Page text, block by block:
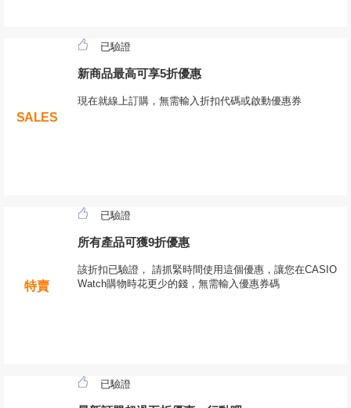
SALES
已驗證
新商品最高可享5折優惠
現在就線上訂購，無需輸入折扣代碼或啟動優惠券
特賣
已驗證
所有產品可獲9折優惠
該折扣已驗證， 請抓緊時間使用這個優惠，讓您在CASIO
Watch購物時花更少的錢，無需輸入優惠券碼
已驗證